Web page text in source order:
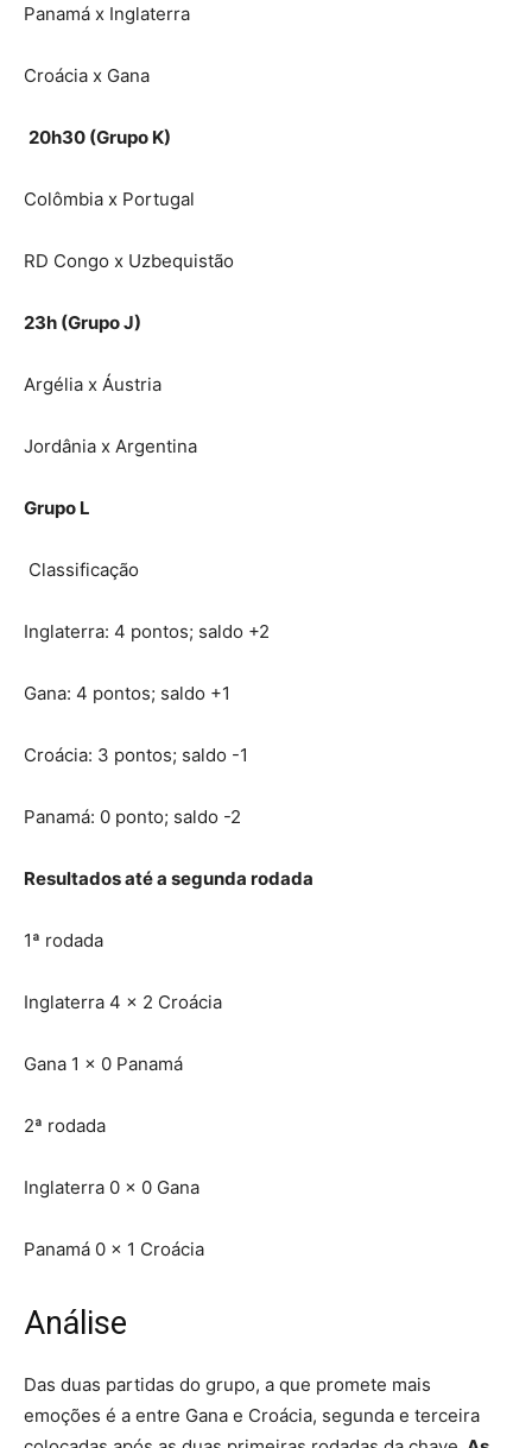
Panamá x Inglaterra
Croácia x Gana
20h30 (Grupo K)
Colômbia x Portugal
RD Congo x Uzbequistão
23h (Grupo J)
Argélia x Áustria
Jordânia x Argentina
Grupo L
Classificação
Inglaterra: 4 pontos; saldo +2
Gana: 4 pontos; saldo +1
Croácia: 3 pontos; saldo -1
Panamá: 0 ponto; saldo -2
Resultados até a segunda rodada
1ª rodada
Inglaterra 4 x 2 Croácia
Gana 1 x 0 Panamá
2ª rodada
Inglaterra 0 x 0 Gana
Panamá 0 x 1 Croácia
Análise
Das duas partidas do grupo, a que promete mais
emoções é a entre Gana e Croácia, segunda e terceira